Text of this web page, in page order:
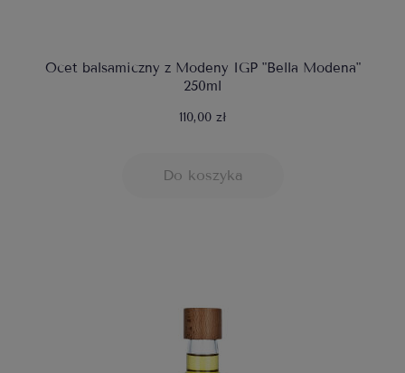
Ocet balsamiczny z Modeny IGP "Bella Modena"
250ml
110,00 zł
Do koszyka